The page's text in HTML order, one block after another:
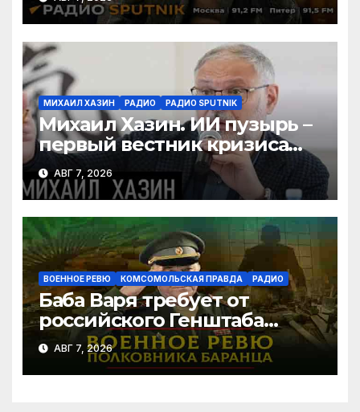
ИИ
МИХАИЛ ХАЗИН РАДИО РАДИО SPUTNIK
Михаил Хазин. ИИ пузырь –
первый вестник кризиса
или миф?
АВГ 7, 2026
ВОЕННОЕ РЕВЮ КОМСОМОЛЬСКАЯ ПРАВДА РАДИО
Баба Варя требует от
российского Генштаба
стратегической операции
на Украине. Как быть? |
07.08.2026
АВГ 7, 2026